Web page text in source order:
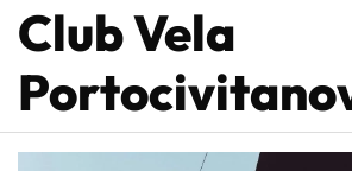
Club Vela